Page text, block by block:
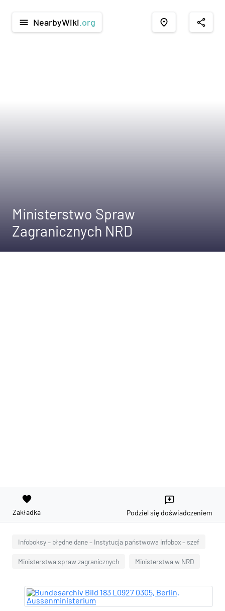
menu NearbyWiki .org place share
Ministerstwo Spraw
Zagranicznych NRD
favorite
Zakładka
reviews
Podziel się doświadczeniem
Infoboksy – błędne dane – Instytucja państwowa infobox – szef
Ministerstwa spraw zagranicznych Ministerstwa w NRD